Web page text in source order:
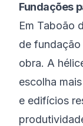
Fundações
Em Taboão
de
obra. A
escolha
e edifícios